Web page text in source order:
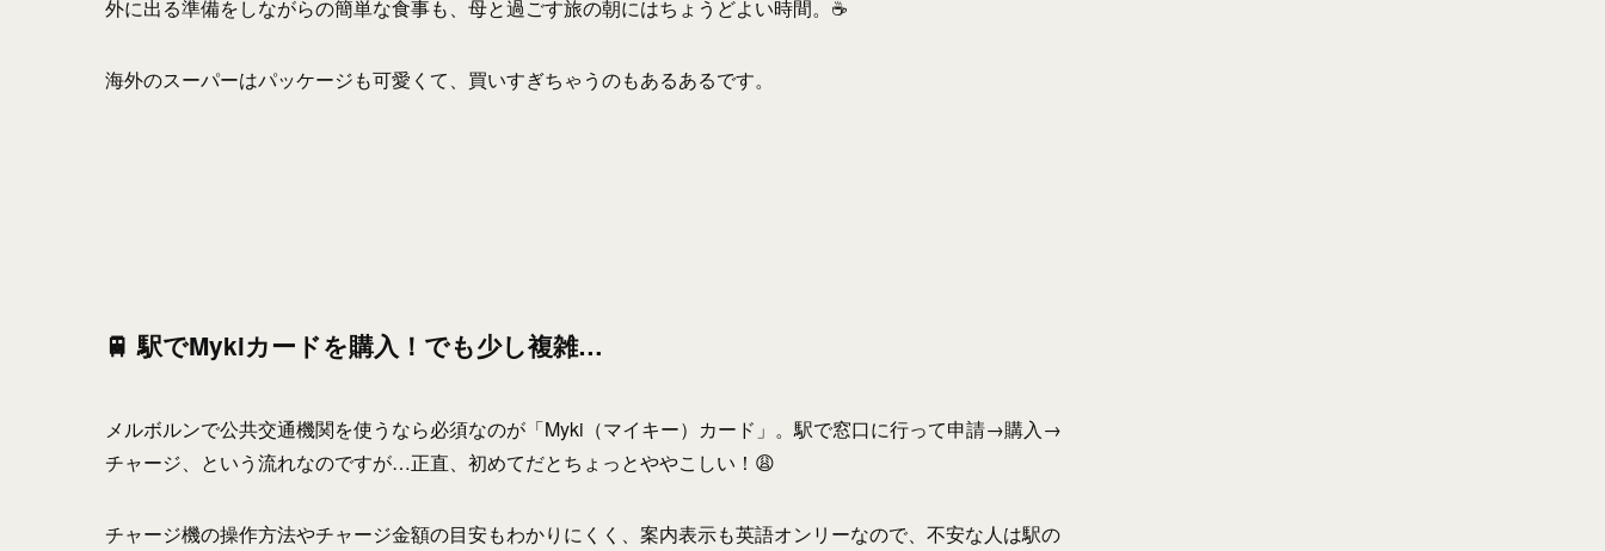
外に出る準備をしながらの簡単な食事も、母と過ごす旅の朝にはちょうどよい時間。☕️
海外のスーパーはパッケージも可愛くて、買いすぎちゃうのもあるあるです。
🚆 駅でMykiカードを購入！でも少し複雑…
メルボルンで公共交通機関を使うなら必須なのが「Myki（マイキー）カード」。駅で窓口に行って申請→購入→
チャージ、という流れなのですが…正直、初めてだとちょっとややこしい！😩
チャージ機の操作方法やチャージ金額の目安もわかりにくく、案内表示も英語オンリーなので、不安な人は駅の